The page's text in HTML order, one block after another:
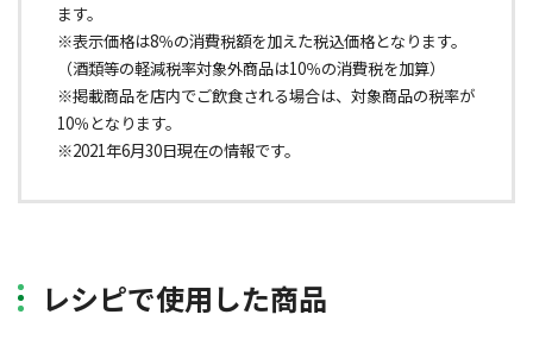
ます。
※表示価格は8％の消費税額を加えた税込価格となります。
（酒類等の軽減税率対象外商品は10％の消費税を加算）
※掲載商品を店内でご飲食される場合は、対象商品の税率が
10％となります。
※2021年6月30日現在の情報です。
レシピで使用した商品